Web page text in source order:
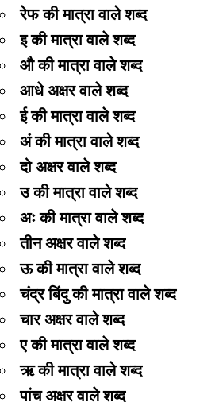
रेफ की मात्रा वाले शब्द
इ की मात्रा वाले शब्द
औ की मात्रा वाले शब्द
आधे अक्षर वाले शब्द
ई की मात्रा वाले शब्द
अं की मात्रा वाले शब्द
दो अक्षर वाले शब्द
उ की मात्रा वाले शब्द
अः की मात्रा वाले शब्द
तीन अक्षर वाले शब्द
ऊ की मात्रा वाले शब्द
चंद्र बिंदु की मात्रा वाले शब्द
चार अक्षर वाले शब्द
ए की मात्रा वाले शब्द
ऋ की मात्रा वाले शब्द
पांच अक्षर वाले शब्द